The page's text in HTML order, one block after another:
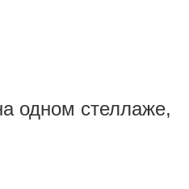
одном стеллаже,